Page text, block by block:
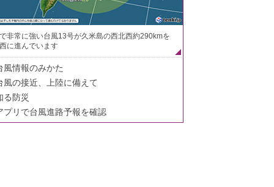
非常に強い台風13号が久米島の西北西約290kmを
に進んでいます
風情報のみかた
風の接近、上陸に備えて
る防災
プリで台風進路予報を確認